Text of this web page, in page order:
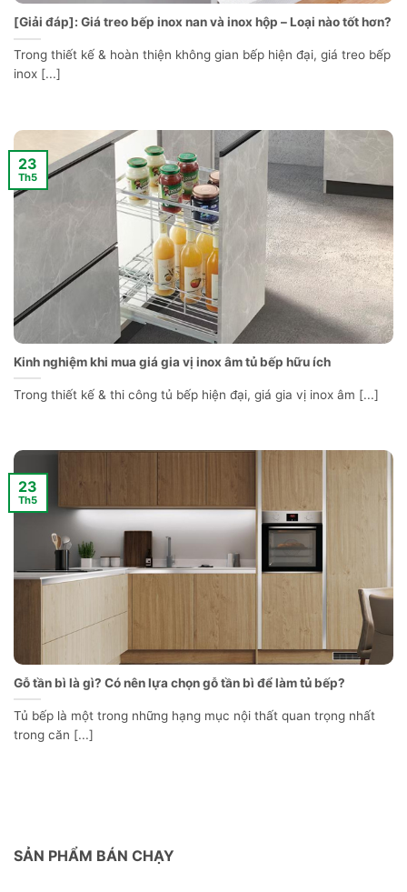
[Giải đáp]: Giá treo bếp inox nan và inox hộp – Loại nào tốt hơn?
Trong thiết kế & hoàn thiện không gian bếp hiện đại, giá treo bếp
inox [...]
Kinh nghiệm khi mua giá gia vị inox âm tủ bếp hữu ích
Trong thiết kế & thi công tủ bếp hiện đại, giá gia vị inox âm [...]
23
Th5
Gỗ tần bì là gì? Có nên lựa chọn gỗ tần bì để làm tủ bếp?
Tủ bếp là một trong những hạng mục nội thất quan trọng nhất
trong căn [...]
23
Th5
SẢN PHẨM BÁN CHẠY